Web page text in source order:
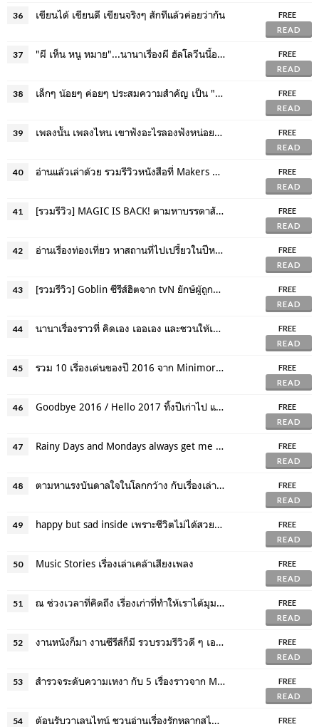
36 เขียนได้ เขียนดี เขียนจริงๆ สักทีแล้วค่อยว่ากัน
FREE
READ
37 "ผี เห็น หนู หมาย"...นานาเรื่องผี ฮัลโลวีนนี้อยู่คนเดียวจะไม่เหงา
FREE
READ
38 เล็กๆ น้อยๆ ค่อยๆ ประสมความสำคัญ เป็น "เรื่องสามัญประจำบ้าน"
FREE
READ
39 เพลงนั้น เพลงไหน เขาฟังอะไรลองฟังหน่อยซิ #YourFavoriteTracks
FREE
READ
40 อ่านแล้วเล่าด้วย รวมรีวิวหนังสือที่ Makers แนะนำในช่วงนี้
FREE
READ
41 [รวมรีวิว] MAGIC IS BACK! ตามหาบรรดาสัตว์วิเศษกับพ่อมดสุดคิวท์ นิวท์ สคามันเดอร์
FREE
READ
42 อ่านเรื่องท่องเที่ยว หาสถานที่ไปเปรี้ยวในปีหน้ากันเถอะ
FREE
READ
43 [รวมรีวิว] Goblin ซีรีส์ฮิตจาก tvN ยักษ์ผู้ถูกจองจำไว้ด้วยความเป็นอมตะ
FREE
READ
44 นานาเรื่องราวที่ คิดเอง เออเอง และชวนให้เรา 'รักตัวเอง'
FREE
READ
45 รวม 10 เรื่องเด่นของปี 2016 จาก Minimore Makers
FREE
READ
46 Goodbye 2016 / Hello 2017 ทิ้งปีเก่าไป แล้วมาเข้าสู่ปีใหม่กัน
FREE
READ
47 Rainy Days and Mondays always get me down แต่เรามีความอบอุ่นใจในวันฝนพรำมาฝาก
FREE
READ
48 ตามหาแรงบันดาลใจในโลกกว้าง กับเรื่องเล่าประสบการณ์ในต่างแดน
FREE
READ
49 happy but sad inside เพราะชีวิตไม่ได้สวยงามเสมอไป
FREE
READ
50 Music Stories เรื่องเล่าเคล้าเสียงเพลง
FREE
READ
51 ณ ช่วงเวลาที่คิดถึง เรื่องเก่าที่ทำให้เราได้มุมมองใหม่
FREE
READ
52 งานหนังก็มา งานซีรีส์ก็มี รวบรวมรีวิวดี ๆ เอาไว้ที่นี่ที่เดียว
FREE
READ
53 สำรวจระดับความเหงา กับ 5 เรื่องราวจาก Makers แบบว่า เธอออ Why so lonely?
FREE
READ
54 ต้อนรับวาเลนไทน์ ชวนอ่านเรื่องรักหลากสไตล์ โดย Minimore Makers
FREE